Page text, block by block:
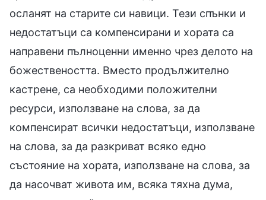
осланят на старите си навици. Тези спънки и
недостатъци са компенсирани и хората са
направени пълноценни именно чрез делото на
божествеността. Вместо продължително
кастрене, са необходими положителни
ресурси, използване на слова, за да
компенсират всички недостатъци, използване
на слова, за да разкриват всяко едно
състояние на хората, използване на слова, за
да насочват живота им, всяка тяхна дума,